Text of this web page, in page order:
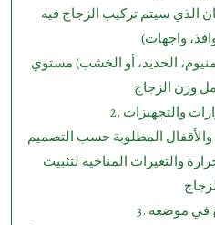
الذي سيتم تركيب الزجاج فيه
الحديد، أو الخشب) مستوي
والتجهيزات
والتغيرات المناخية لتثبيت
في موضعه